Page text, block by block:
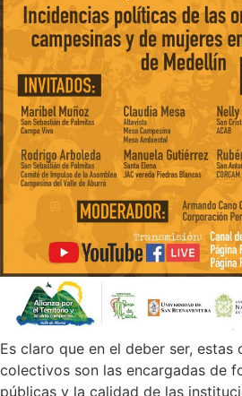
Es claro que en el deber ser, estas
colectivos son las encargadas de
públicas y la calidad de las